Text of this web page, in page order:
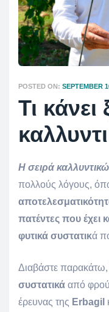
POSTED ON: SEPTEMBER
Τι
Η σειρά
πολλούς λόγους,
πατέντες που έχει
φυτικά συστατικά
Διαβάστε παρακάτω,
συστατικά από
έρευνας της Erbagil